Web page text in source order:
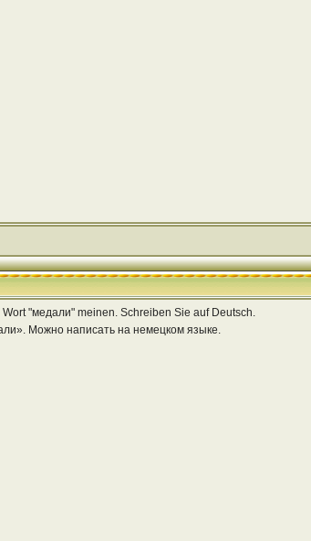
"медали" meinen. Schreiben Sie auf Deutsch.
Можно написать на немецком языке.